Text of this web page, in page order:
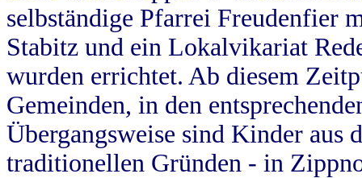
selbständige Pfarrei Freudenfier
Stabitz und ein Lokalvikariat
wurden errichtet. Ab diesem
Gemeinden, in den
Übergangsweise sind Kinder aus
traditionellen Gründen - in